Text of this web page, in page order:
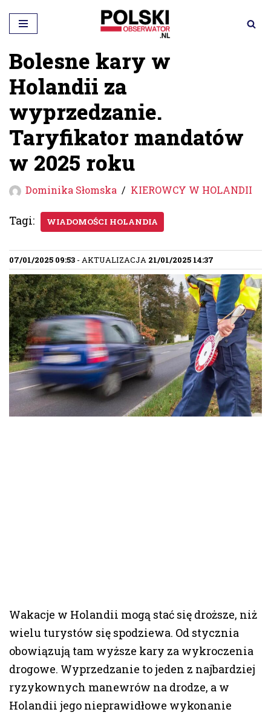
Przejdź
do
treści
Bolesne kary w
Holandii za
wyprzedzanie.
Taryfikator mandatów
w 2025 roku
Dominika Słomska KIEROWCY W HOLANDII
Tagi: WIADOMOŚCI HOLANDIA
07/01/2025 09:53 - AKTUALIZACJA 21/01/2025 14:37
Wakacje w Holandii mogą stać się droższe, niż
wielu turystów się spodziewa. Od stycznia
obowiązują tam wyższe kary za wykroczenia
drogowe. Wyprzedzanie to jeden z najbardziej
ryzykownych manewrów na drodze, a w
Holandii jego nieprawidłowe wykonanie